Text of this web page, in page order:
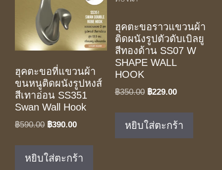
ฮุคตะขอที่แขวนผ้า
ขนหนูติดผนังรูปหงส์
สีเทาอ่อน SS351
Swan Wall Hook
฿590.00 Original
was:
฿590.00.
฿390.00Current
฿390.00.
หยิบใส่ตะกร้า
ฮุคตะขอราวแขวนผ้า
ติดผนังรูปตัวดับเบิลยู
สีทองด้าน SS07 W
SHAPE WALL
HOOK
฿350.00 Original
was:
฿350.00.
฿229.00Current
฿229.00.
หยิบใส่ตะกร้า